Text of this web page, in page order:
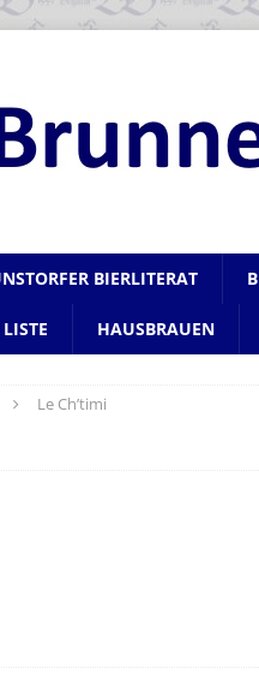
BIERLITERAT
HAUSBRAUEN
Le Ch’timi